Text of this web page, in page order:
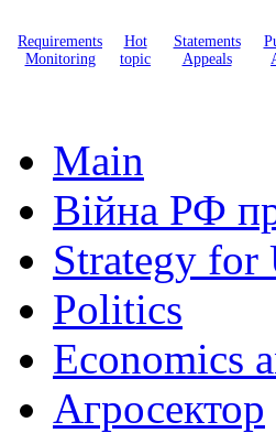
Requirements
Monitoring
Hot
topic
Statements
Appeals
Main
Війна РФ
Strategy for
Politics
Economics
Агросектор